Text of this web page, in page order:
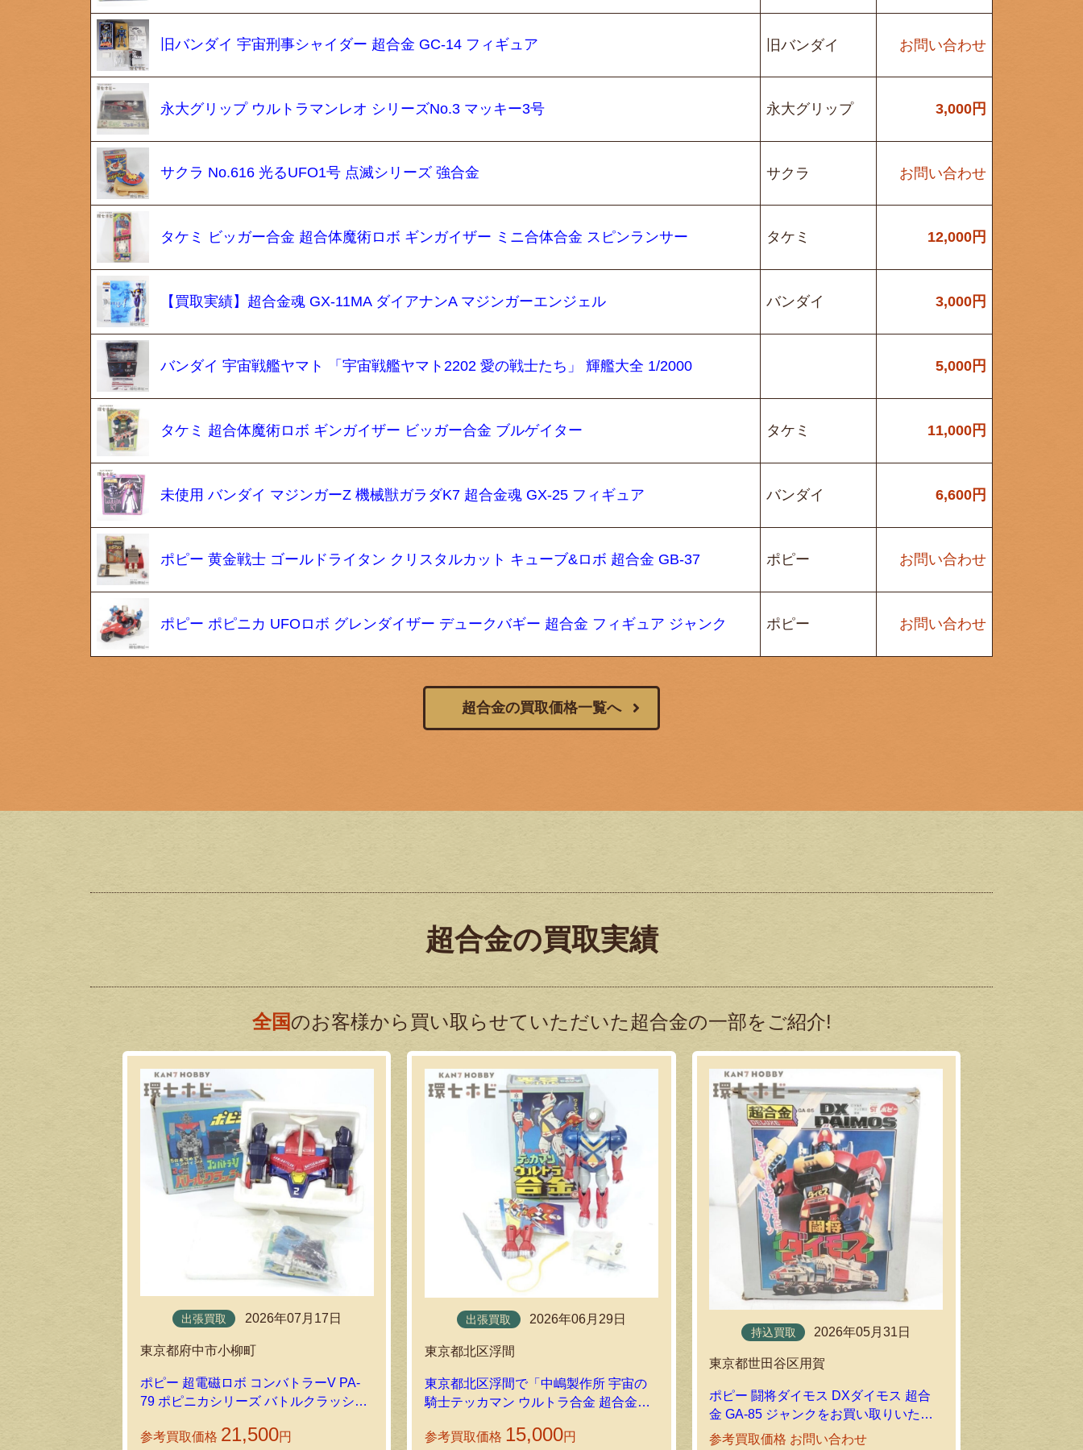
旧バンダイ 宇宙刑事シャイダー 超合金 GC-14 フィギュア 旧バンダイ お問い合わせ
永大グリップ ウルトラマンレオ シリーズNo.3 マッキー3号 永大グリップ 3,000円
サクラ No.616 光るUFO1号 点滅シリーズ 強合金 サクラ お問い合わせ
タケミ ビッガー合金 超合体魔術ロボ ギンガイザー ミニ合体合金 スピンランサー タケミ 12,000円
【買取実績】超合金魂 GX-11MA ダイアナンA マジンガーエンジェル バンダイ 3,000円
バンダイ 宇宙戦艦ヤマト 「宇宙戦艦ヤマト2202 愛の戦士たち」 輝艦大全 1/2000 5,000円
タケミ 超合体魔術ロボ ギンガイザー ビッガー合金 ブルゲイター タケミ 11,000円
未使用 バンダイ マジンガーZ 機械獣ガラダK7 超合金魂 GX-25 フィギュア バンダイ 6,600円
ポピー 黄金戦士 ゴールドライタン クリスタルカット キューブ&ロボ 超合金 GB-37 ポピー お問い合わせ
ポピー ポピニカ UFOロボ グレンダイザー デュークバギー 超合金 フィギュア ジャンク ポピー お問い合わせ
超合金の買取価格一覧へ
超合金の買取実績
全国のお客様から買い取らせていただいた超合金の一部をご紹介!
出張買取 2026年07月17日
東京都府中市小柳町
ポピー 超電磁ロボ コンバトラーV PA-
79 ポピニカシリーズ バトルクラッシャ
参考買取価格 21,500円
出張買取 2026年06月29日
東京都北区浮間
東京都北区浮間で「中嶋製作所 宇宙の
騎士テッカマン ウルトラ合金 超合金」
参考買取価格 15,000円
持込買取 2026年05月31日
東京都世田谷区用賀
ポピー 闘将ダイモス DXダイモス 超合
金 GA-85 ジャンクをお買い取りいたし
ました｜環七ホビーの持込買取
参考買取価格 お問い合わせ